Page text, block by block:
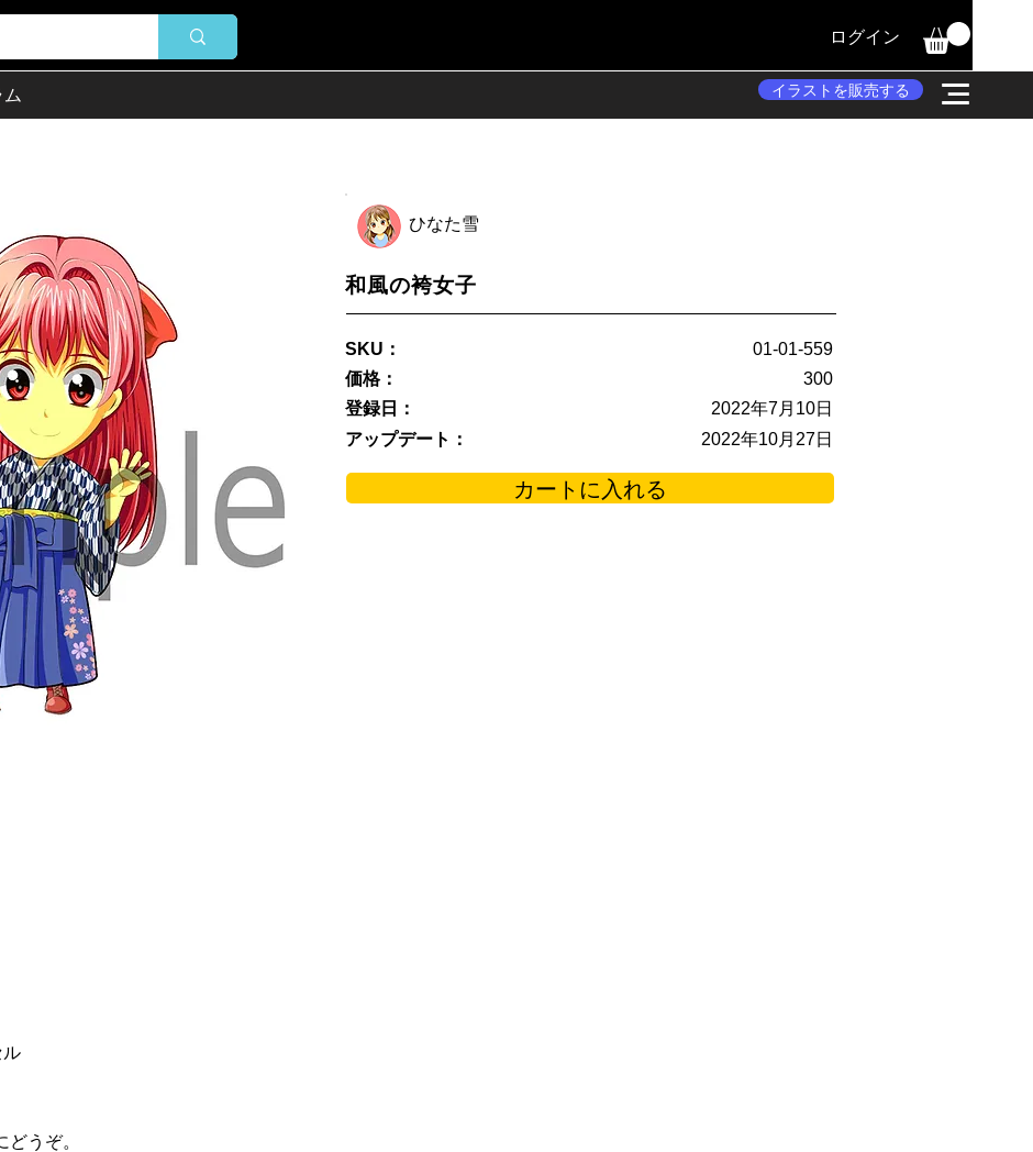
ログイン
イラストを販売する
ひなた雪
和風の袴女子
SKU：
01-01-559
価格：
300
登録日：
2022年7月10日
アップデート：
2022年10月27日
カートに入れる
ル
うぞ。